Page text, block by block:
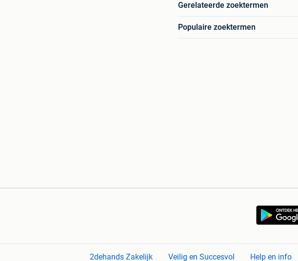
Gerelateerde zoektermen
Populaire zoektermen
2dehands Zakelijk Veilig en Succesvol Help en info